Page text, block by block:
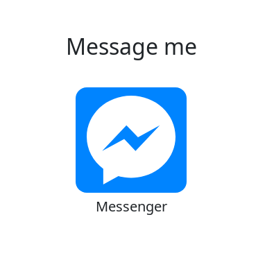
Message me
Messenger